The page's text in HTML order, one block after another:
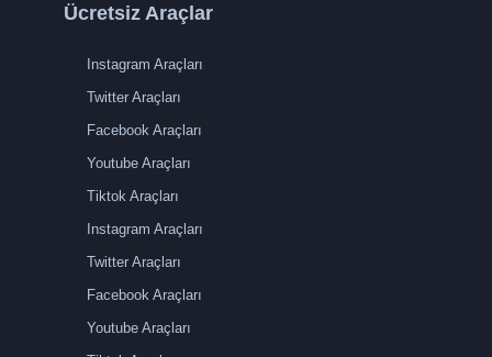
Ücretsiz Araçlar
Instagram Araçları
Twitter Araçları
Facebook Araçları
Youtube Araçları
Tiktok Araçları
Instagram Araçları
Twitter Araçları
Facebook Araçları
Youtube Araçları